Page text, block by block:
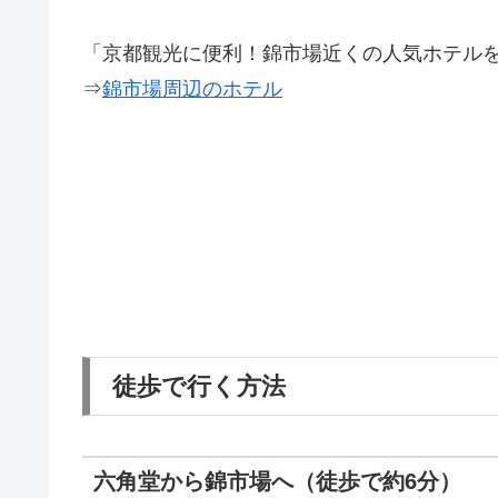
「京都観光に便利！錦市場近くの人気ホテル
⇒錦市場周辺のホテル
徒歩で行く方法
六角堂から錦市場へ（徒歩で約6分）